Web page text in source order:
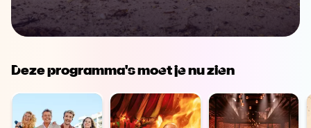
Deze programma's moet je nu zien